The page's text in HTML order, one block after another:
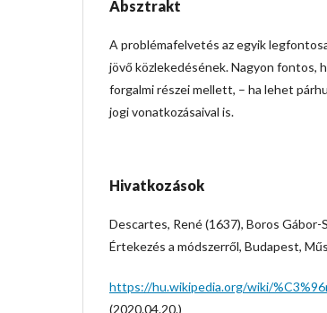
Absztrakt
A problémafelvetés az egyik
jövő közlekedésének. Nagyon fontos,
forgalmi részei mellett, – ha lehet
jogi vonatkozásaival is.
Hivatkozások
Descartes, René (1637), Boros Gábor-
Értekezés a módszerről, Budapest,
https://hu.wikipedia.org/wiki/
(2020.04.20.)